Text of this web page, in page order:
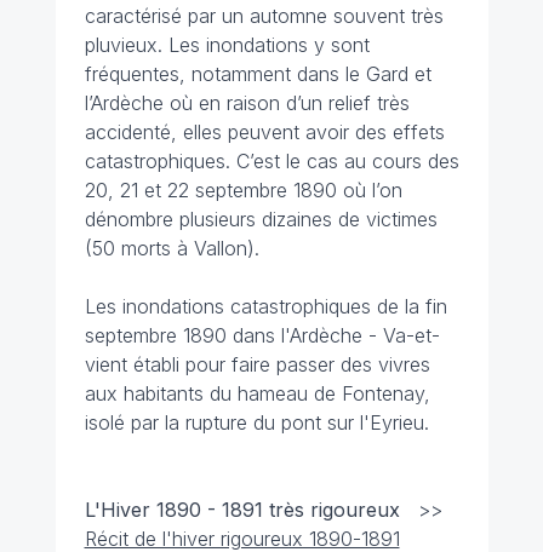
caractérisé par un automne souvent très
pluvieux. Les inondations y sont
fréquentes, notamment dans le Gard et
l’Ardèche où en raison d’un relief très
accidenté, elles peuvent avoir des effets
catastrophiques. C’est le cas au cours des
20, 21 et 22 septembre 1890 où l’on
dénombre plusieurs dizaines de victimes
(50 morts à Vallon).
Les inondations catastrophiques de la fin
septembre 1890 dans l'Ardèche - Va-et-
vient établi pour faire passer des vivres
aux habitants du hameau de Fontenay,
isolé par la rupture du pont sur l'Eyrieu.
L'Hiver 1890 - 1891 très rigoureux >>
Récit de l'hiver rigoureux 1890-1891